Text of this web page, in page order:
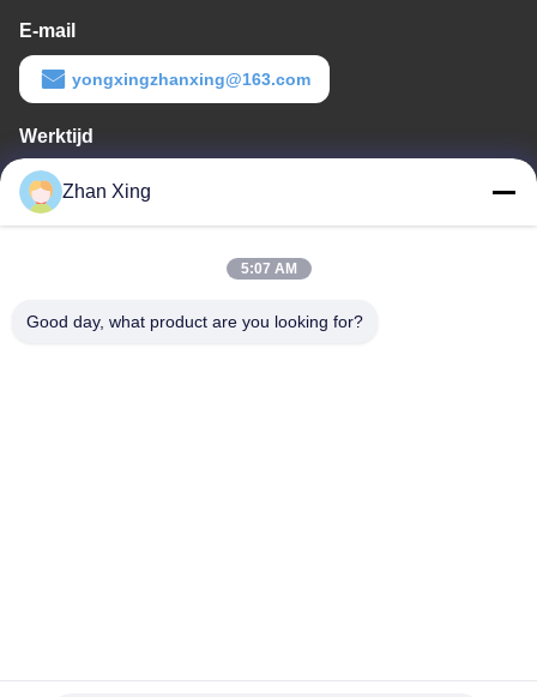
E-mail
yongxingzhanxing@163.com
Werktijd
8:00-20:00
Ons adres
de bijlage bij Verordening (EG) nr. 1225/2009 vermelde
Zhan Xing
5:07 AM
Good day, what product are you looking for?